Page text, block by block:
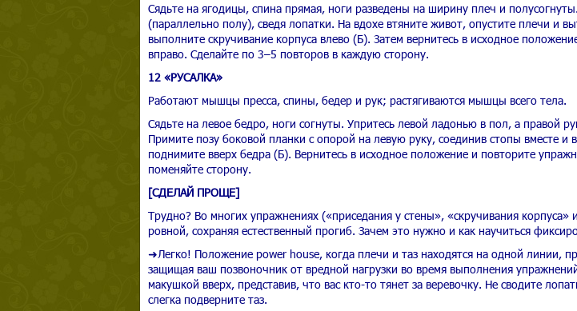
Сядьте на ягодицы, спина прямая, ноги разведены на ширину плеч и
(параллельно полу), сведя лопатки. На вдохе втяните живот, опустите плечи и
выполните скручивание корпуса влево (Б). Затем вернитесь в исходное
вправо. Сделайте по 3–5 повторов в каждую сторону.
12 «РУСАЛКА»
Работают мышцы пресса, спины, бедер и рук; растягиваются мышцы всего тела.
Сядьте на левое бедро, ноги согнуты. Упритесь левой ладонью в пол, а правой
Примите позу боковой планки с опорой на левую руку, соединив стопы вместе и
поднимите вверх бедра (Б). Вернитесь в исходное положение и повторите
поменяйте сторону.
[СДЕЛАЙ ПРОЩЕ]
Трудно? Во многих упражнениях («приседания у стены», «скручивания
ровной, сохраняя естественный прогиб. Зачем это нужно и как научиться
➜Легко! Положение power house, когда плечи и таз находятся на одной линии,
защищая ваш позвоночник от вредной нагрузки во время выполнения
макушкой вверх, представив, что вас кто-то тянет за веревочку. Не сводите
слегка подверните таз.